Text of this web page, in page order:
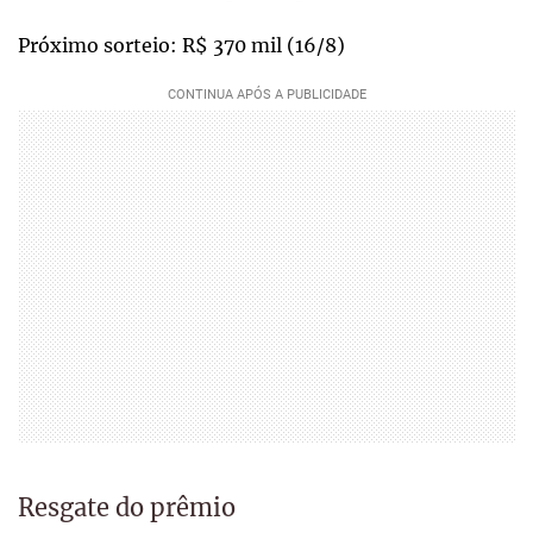
Próximo sorteio: R$ 370 mil (16/8)
Resgate do prêmio